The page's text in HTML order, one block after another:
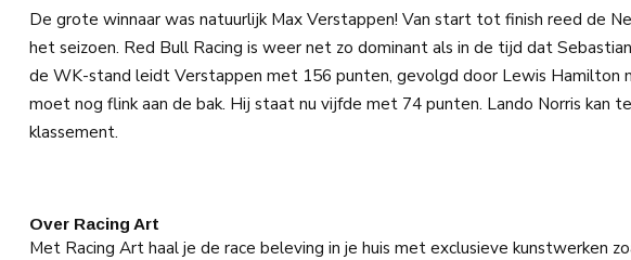
De grote winnaar was natuurlijk Max Verstappen! Van start tot finish reed de
het seizoen. Red Bull Racing is weer net zo dominant als in de tijd dat
de WK-stand leidt Verstappen met 156 punten, gevolgd door Lewis
moet nog flink aan de bak. Hij staat nu vijfde met 74 punten. Lando Norris kan
klassement.
Over Racing Art
Met Racing Art haal je de race beleving in je huis met exclusieve kunstwerken